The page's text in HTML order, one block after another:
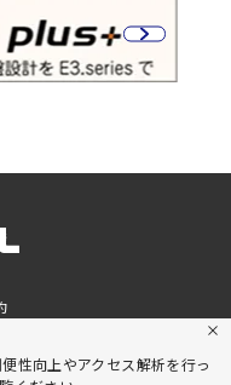
性向上やアクセス解析を行っ